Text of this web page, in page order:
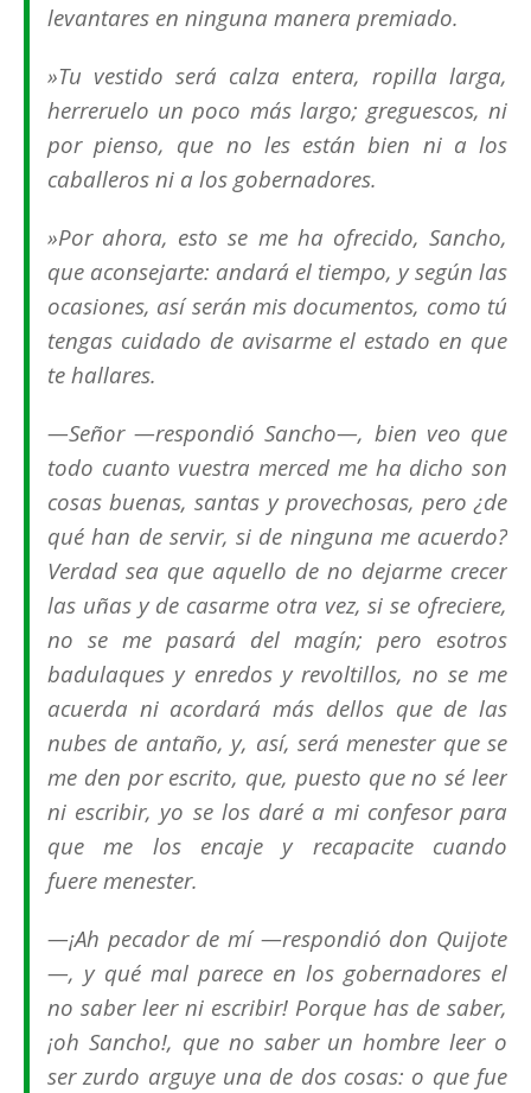
levantares en ninguna manera premiado.
»Tu vestido será calza entera, ropilla larga,
herreruelo un poco más largo; greguescos, ni
por pienso, que no les están bien ni a los
caballeros ni a los gobernadores.
»Por ahora, esto se me ha ofrecido, Sancho,
que aconsejarte: andará el tiempo, y según las
ocasiones, así serán mis documentos, como tú
tengas cuidado de avisarme el estado en que
te hallares.
—Señor —respondió Sancho—, bien veo que
todo cuanto vuestra merced me ha dicho son
cosas buenas, santas y provechosas, pero ¿de
qué han de servir, si de ninguna me acuerdo?
Verdad sea que aquello de no dejarme crecer
las uñas y de casarme otra vez, si se ofreciere,
no se me pasará del magín; pero esotros
badulaques y enredos y revoltillos, no se me
acuerda ni acordará más dellos que de las
nubes de antaño, y, así, será menester que se
me den por escrito, que, puesto que no sé leer
ni escribir, yo se los daré a mi confesor para
que me los encaje y recapacite cuando
fuere menester.
—¡Ah pecador de mí —respondió don Quijote
—, y qué mal parece en los gobernadores el
no saber leer ni escribir! Porque has de saber,
¡oh Sancho!, que no saber un hombre leer o
ser zurdo arguye una de dos cosas: o que fue